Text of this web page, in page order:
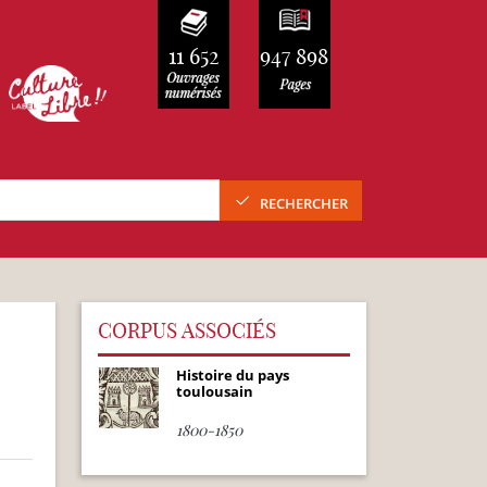
11 652 947 898
RECHERCHER
CORPUS ASSOCIÉS
Histoire du pays
toulousain
1800-1850